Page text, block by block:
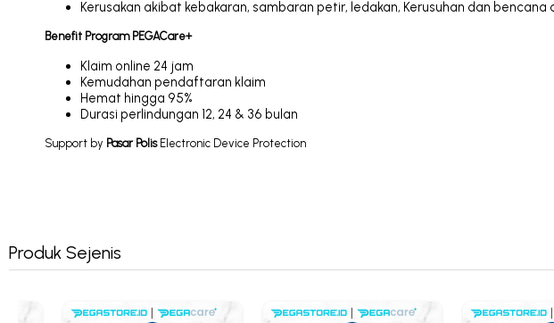
Kerusakan akibat kebakaran, sambaran petir, ledakan, Kerusuhan dan bencana
Benefit Program PEGACare+
Klaim online 24 jam
Kemudahan pendaftaran klaim
Hemat hingga 95%
Durasi perlindungan 12, 24 & 36 bulan
Support by Pasar Polis Electronic Device Protection
Produk Sejenis